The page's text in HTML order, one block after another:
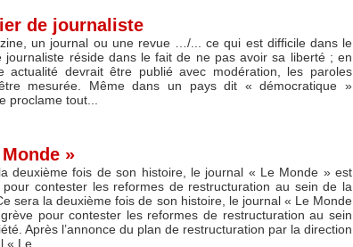
de journaliste
un journal ou une revue …/... ce qui est difficile dans le
journaliste réside dans le fait de ne pas avoir sa liberté ; en
actualité devrait être publié avec modération, les paroles
mesurée. Même dans un pays dit « démocratique »
proclame tout...
»
deuxième fois de son histoire, le journal « Le Monde » est
contester les reformes de restructuration au sein de la
sera la deuxième fois de son histoire, le journal « Le Monde
pour contester les reformes de restructuration au sein
Après l’annonce du plan de restructuration par la direction
Le...